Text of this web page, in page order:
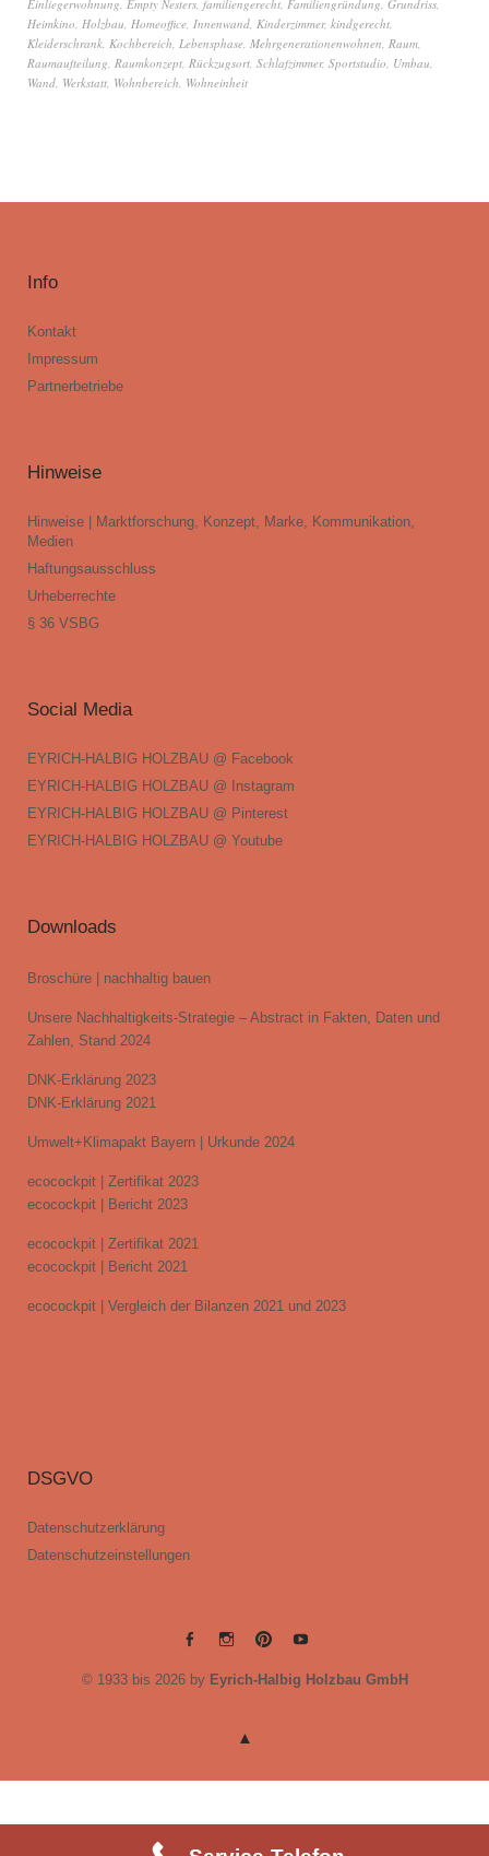
Einliegerwohnung, Empty Nesters, familiengerecht, Familiengründung, Grundriss,
Heimkino, Holzbau, Homeoffice, Innenwand, Kinderzimmer, kindgerecht,
Kleiderschrank, Kochbereich, Lebensphase, Mehrgenerationenwohnen, Raum,
Raumaufteilung, Raumkonzept, Rückzugsort, Schlafzimmer, Sportstudio, Umbau,
Wand, Werkstatt, Wohnbereich, Wohneinheit
Info
Kontakt
Impressum
Partnerbetriebe
Hinweise
Hinweise | Marktforschung, Konzept, Marke, Kommunikation,
Medien
Haftungsausschluss
Urheberrechte
§ 36 VSBG
Social Media
EYRICH-HALBIG HOLZBAU @ Facebook
EYRICH-HALBIG HOLZBAU @ Instagram
EYRICH-HALBIG HOLZBAU @ Pinterest
EYRICH-HALBIG HOLZBAU @ Youtube
Downloads
Broschüre | nachhaltig bauen
Unsere Nachhaltigkeits-Strategie – Abstract in Fakten, Daten und
Zahlen, Stand 2024
DNK-Erklärung 2023
DNK-Erklärung 2021
Umwelt+Klimapakt Bayern | Urkunde 2024
ecocockpit | Zertifikat 2023
ecocockpit | Bericht 2023
ecocockpit | Zertifikat 2021
ecocockpit | Bericht 2021
ecocockpit | Vergleich der Bilanzen 2021 und 2023
DSGVO
Datenschutzerklärung
Datenschutzeinstellungen
EYRICH-EYRICH-EYRICH-EYRICH-
© 1933 bis 2026 by Eyrich-Halbig Holzbau GmbH